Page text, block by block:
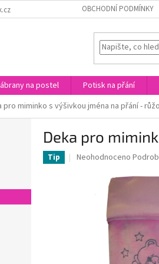
OBCHODNÍ PODMÍNKY
na postel Potisk na přání
pro miminko s výšivkou jména na přání -
Deka pro
Tip
Průměrné
hvězdiček.
Neohodnoceno